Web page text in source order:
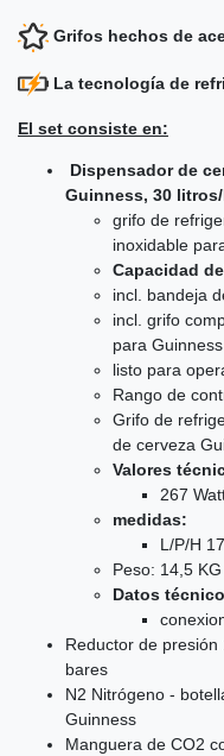
Grifos hechos de
La tecnología de
El set consiste en:
Dispensador de
Guinness, 30
grifo de
inoxidable
Capacidad
incl. bandeja
incl. grifo
para Guinness
listo para
Rango de
Grifo de
de cerveza
Valores
267
medidas:
L/P/H
Peso: 14,5 KG
Datos
Reductor de
bares
N2 Nitrógeno -
Guinness
Manguera de CO2